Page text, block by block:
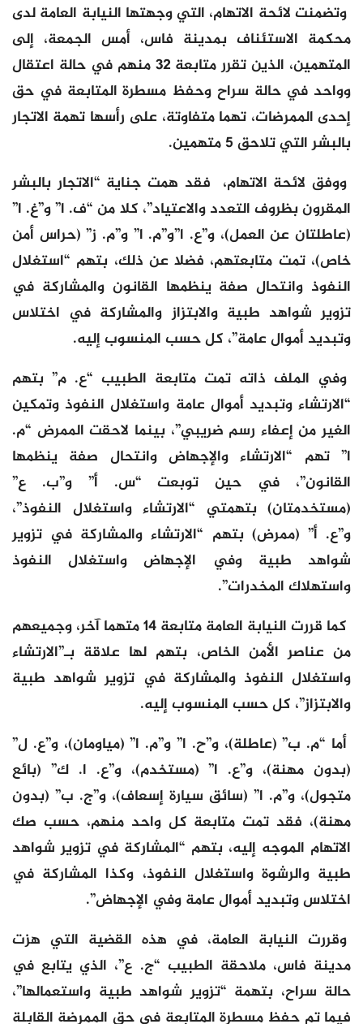
وتضمنت لائحة الاتهام، التي وجهتها النيابة العامة لدى
محكمة الاستئناف بمدينة فاس، أمس الجمعة، إلى
المتهمين، الذين تقرر متابعة 32 منهم في حالة اعتقال
وواحد في حالة سراح وحفظ مسطرة المتابعة في حق
إحدى الممرضات، تهما متفاوتة، على رأسها تهمة الاتجار
بالبشر التي تلاحق 5 متهمين.
ووفق لائحة الاتهام، فقد همت جناية “الاتجار بالبشر
المقرون بظروف التعدد والاعتياد”، كلا من “ف. ا” و”غ. ا”
(عاطلتان عن العمل)، و”ع. ا”و”م. ا” و”م. ز” (حراس أمن
خاص)، تمت متابعتهم، فضلا عن ذلك، بتهم “استغلال
النفوذ وانتحال صفة ينظمها القانون والمشاركة في
تزوير شواهد طبية والابتزاز والمشاركة في اختلاس
وتبديد أموال عامة”، كل حسب المنسوب إليه.
وفي الملف ذاته تمت متابعة الطبيب “ع. م” بتهم
“الارتشاء وتبديد أموال عامة واستغلال النفوذ وتمكين
الغير من إعفاء رسم ضريبي”، بينما لاحقت الممرض “م.
ا” تهم “الارتشاء والإجهاض وانتحال صفة ينظمها
القانون”، في حين توبعت “س. أ” و”ب. ع”
(مستخدمتان) بتهمتي “الارتشاء واستغلال النفوذ”،
و”ع. أ” (ممرض) بتهم “الارتشاء والمشاركة في تزوير
شواهد طبية وفي الإجهاض واستغلال النفوذ
واستهلاك المخدرات”.
كما قررت النيابة العامة متابعة 14 متهما آخر، وجميعهم
من عناصر الأمن الخاص، بتهم لها علاقة بـ”الارتشاء
واستغلال النفوذ والمشاركة في تزوير شواهد طبية
والابتزاز”، كل حسب المنسوب إليه.
أما “م. ب” (عاطلة)، و”ح. ا” و”م. ا” (مياومان)، و”ع. ل”
(بدون مهنة)، و”ع. ا” (مستخدم)، و”ع. ا. ك” (بائع
متجول)، و”م. ا” (سائق سيارة إسعاف)، و”ج. ب” (بدون
مهنة)، فقد تمت متابعة كل واحد منهم، حسب صك
الاتهام الموجه إليه، بتهم “المشاركة في تزوير شواهد
طبية والرشوة واستغلال النفوذ، وكذا المشاركة في
اختلاس وتبديد أموال عامة وفي الإجهاض”.
وقررت النيابة العامة، في هذه القضية التي هزت
مدينة فاس، ملاحقة الطبيب “ج. ع”، الذي يتابع في
حالة سراح، بتهمة “تزوير شواهد طبية واستعمالها”،
فيما تم حفظ مسطرة المتابعة في حق الممرضة القابلة